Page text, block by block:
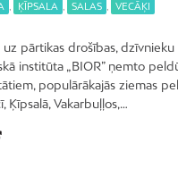
ĶĪPSALA SALAS VECĀĶI
uz pārtikas drošības, dzīvnieku
institūta „BIOR” ņemto
populārākajās ziemas
Ķīpsalā, Vakarbuļļos,…